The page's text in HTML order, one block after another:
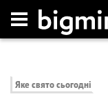
Яке свято сьогодні